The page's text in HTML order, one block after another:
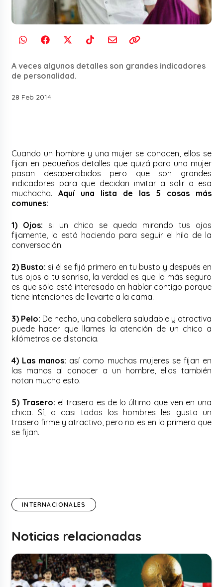
A veces algunos detalles son grandes indicadores
de personalidad.
28 Feb 2014
Cuando un hombre y una mujer se conocen, ellos se
fijan en pequeños detalles que quizá para una mujer
pasan desapercibidos pero que son grandes
indicadores para que decidan invitar a salir a esa
muchacha.Aquí una lista de las 5 cosas más
comunes:
1) Ojos: si un chico se queda mirando tus ojos
fijamente, lo está haciendo para seguir el hilo de la
conversación.
2) Busto: si él se fijó primero en tu busto y después en
tus ojos o tu sonrisa, la verdad es que lo más seguro
es que sólo esté interesado en hablar contigo porque
tiene intenciones de llevarte a la cama.
3) Pelo: De hecho, una cabellera saludable y atractiva
puede hacer que llames la atención de un chico a
kilómetros de distancia.
4) Las manos: así como muchas mujeres se fijan en
las manos al conocer a un hombre, ellos también
notan mucho esto.
5) Trasero: el trasero es de lo último que ven en una
chica. Sí, a casi todos los hombres les gusta un
trasero firme y atractivo, pero no es en lo primero que
se fijan.
INTERNACIONALES
Noticias relacionadas